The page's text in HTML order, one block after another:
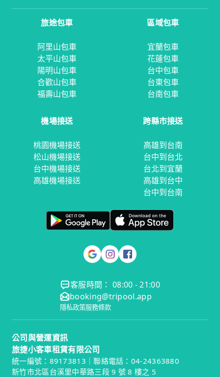
旅途包車
阿里山包車
太平山包車
陽明山包車
合歡山包車
福壽山包車
區域包車
宜蘭包車
花蓮包車
台中包車
台東包車
台南包車
機場接送
桃園機場接送
松山機場接送
台中機場接送
高雄機場接送
跨縣市接送
高雄到台南
台中到台北
台北到宜蘭
高雄到台中
台中到台南
客服時間： 08:00 - 21:00
booking@tripool.app
隱私政策服務條款
公司與營運資訊
旅捷小客車租賃有限公司
統一編號：89173813｜聯絡電話：04-24363880
新竹市北區台溪里中華路三段 9 號 8 樓之 5